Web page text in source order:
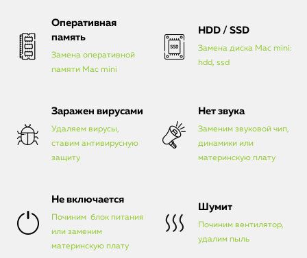
Оперативная
память
Замена оперативной
памяти Mac mini
HDD / SSD
Замена диска Mac mini:
hdd, ssd
Заражен вирусами
Удаляем вирусы,
ставим антивирусную
защиту
Нет звука
Заменим звуковой чип,
динамики или
материнскую плату
Не включается
Починим блок питания
или заменим
материнскую плату
Шумит
Починим вентилятор,
удалим пыль